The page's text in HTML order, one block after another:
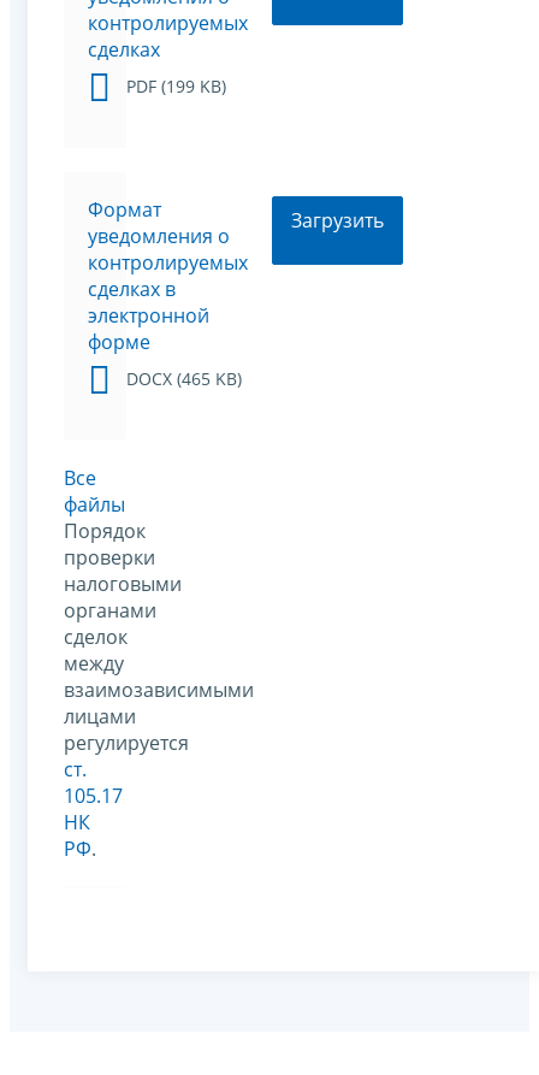
контролируемых
сделках
PDF (199 KB)
Формат
уведомления о
контролируемых
сделках в
электронной
форме
DOCX (465 KB)
Загрузить
Все
файлы
Порядок
проверки
налоговыми
органами
сделок
между
взаимозависимыми
лицами
регулируется
ст.
105.17
НК
РФ.